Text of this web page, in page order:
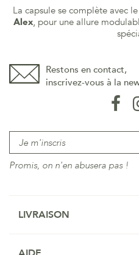
La capsule se complète avec le
Alex, pour une allure
Restons en contact,
inscrivez-vous à la
Promis, on n'en abusera pas !
LIVRAISON